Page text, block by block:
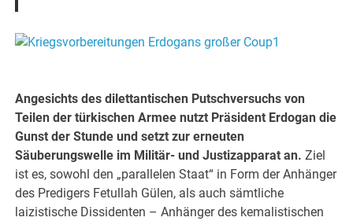
Angesichts des dilettantischen Putschversuchs von
Teilen der türkischen Armee nutzt Präsident Erdogan die
Gunst der Stunde und setzt zur erneuten
Säuberungswelle im Militär- und Justizapparat an. Ziel
ist es, sowohl den „parallelen Staat“ in Form der Anhänger
des Predigers Fetullah Gülen, als auch sämtliche
laizistische Dissidenten – Anhänger des kemalistischen